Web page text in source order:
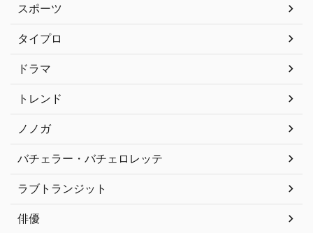
スポーツ
タイプロ
ドラマ
トレンド
ノノガ
バチェラー・バチェロレッテ
ラブトランジット
俳優